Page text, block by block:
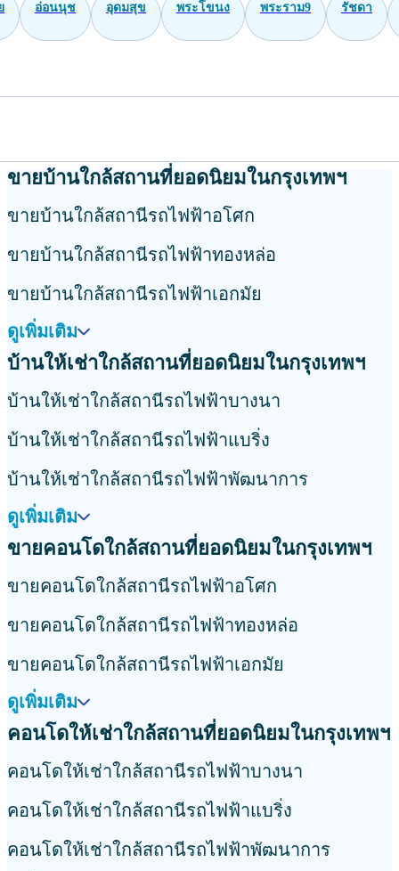
อ่อนนุช อุดมสุข พระโขนง พระราม9 รัชดา
ขายบ้านใกล้สถานที่ยอดนิยมในกรุงเทพฯ
ขายบ้านใกล้สถานีรถไฟฟ้าอโศก
ขายบ้านใกล้สถานีรถไฟฟ้าทองหล่อ
ขายบ้านใกล้สถานีรถไฟฟ้าเอกมัย
ดูเพิ่มเติม
บ้านให้เช่าใกล้สถานที่ยอดนิยมในกรุงเทพฯ
บ้านให้เช่าใกล้สถานีรถไฟฟ้าบางนา
บ้านให้เช่าใกล้สถานีรถไฟฟ้าแบริ่ง
บ้านให้เช่าใกล้สถานีรถไฟฟ้าพัฒนาการ
ดูเพิ่มเติม
ขายคอนโดใกล้สถานที่ยอดนิยมในกรุงเทพฯ
ขายคอนโดใกล้สถานีรถไฟฟ้าอโศก
ขายคอนโดใกล้สถานีรถไฟฟ้าทองหล่อ
ขายคอนโดใกล้สถานีรถไฟฟ้าเอกมัย
ดูเพิ่มเติม
คอนโดให้เช่าใกล้สถานที่ยอดนิยมในกรุงเทพฯ
คอนโดให้เช่าใกล้สถานีรถไฟฟ้าบางนา
คอนโดให้เช่าใกล้สถานีรถไฟฟ้าแบริ่ง
คอนโดให้เช่าใกล้สถานีรถไฟฟ้าพัฒนาการ